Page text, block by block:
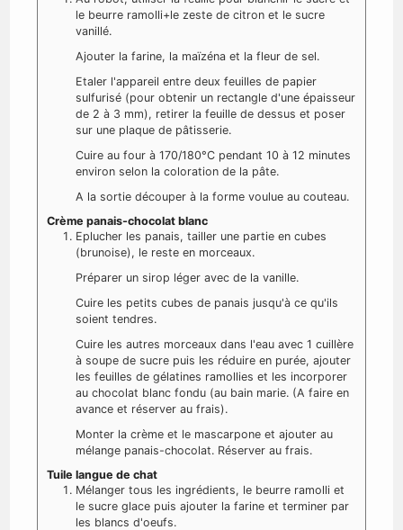
le beurre ramolli+le zeste de citron et le sucre
vanillé.
Ajouter la farine, la maïzéna et la fleur de sel.
Etaler l'appareil entre deux feuilles de papier
sulfurisé (pour obtenir un rectangle d'une épaisseur
de 2 à 3 mm), retirer la feuille de dessus et poser
sur une plaque de pâtisserie.
Cuire au four à 170/180°C pendant 10 à 12 minutes
environ selon la coloration de la pâte.
A la sortie découper à la forme voulue au couteau.
Crème panais-chocolat blanc
Eplucher les panais, tailler une partie en cubes
(brunoise), le reste en morceaux.
Préparer un sirop léger avec de la vanille.
Cuire les petits cubes de panais jusqu'à ce qu'ils
soient tendres.
Cuire les autres morceaux dans l'eau avec 1 cuillère
à soupe de sucre puis les réduire en purée, ajouter
les feuilles de gélatines ramollies et les incorporer
au chocolat blanc fondu (au bain marie. (A faire en
avance et réserver au frais).
Monter la crème et le mascarpone et ajouter au
mélange panais-chocolat. Réserver au frais.
Tuile langue de chat
Mélanger tous les ingrédients, le beurre ramolli et
le sucre glace puis ajouter la farine et terminer par
les blancs d'oeufs.